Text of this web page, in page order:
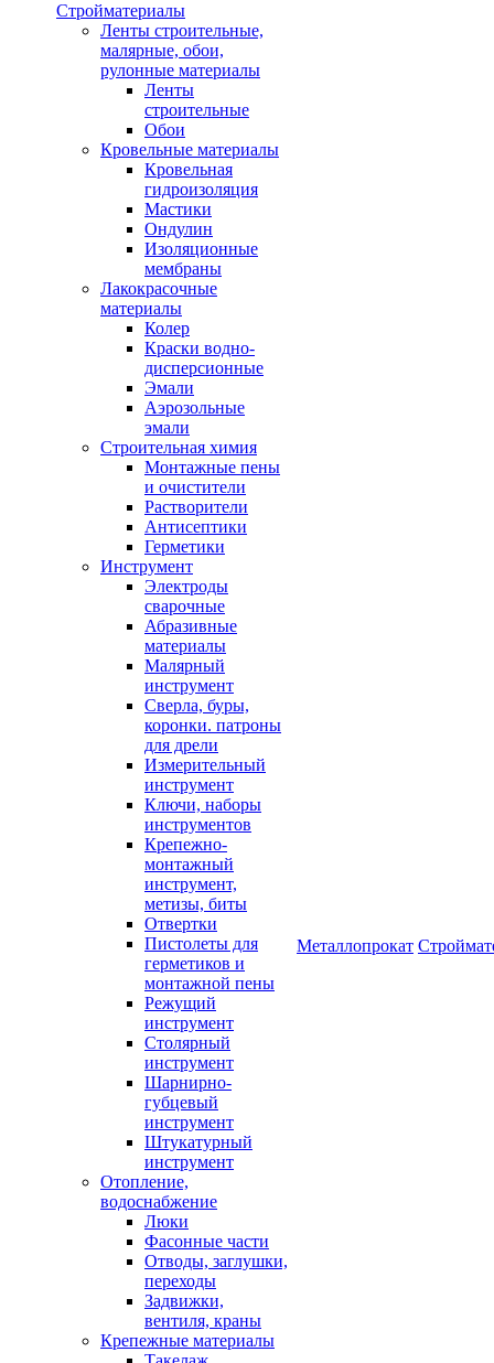
Стройматериалы
Ленты строительные,
малярные, обои,
рулонные материалы
Ленты
строительные
Обои
Кровельные материалы
Кровельная
гидроизоляция
Мастики
Ондулин
Изоляционные
мембраны
Лакокрасочные
материалы
Колер
Краски водно-
дисперсионные
Эмали
Аэрозольные
эмали
Строительная химия
Монтажные пены
и очистители
Растворители
Антисептики
Герметики
Инструмент
Электроды
сварочные
Абразивные
материалы
Малярный
инструмент
Сверла, буры,
коронки. патроны
для дрели
Измерительный
инструмент
Ключи, наборы
инструментов
Крепежно-
монтажный
инструмент,
метизы, биты
Отвертки
Пистолеты для
герметиков и
монтажной пены
Режущий
инструмент
Столярный
инструмент
Шарнирно-
губцевый
инструмент
Штукатурный
инструмент
Отопление,
водоснабжение
Люки
Фасонные части
Отводы, заглушки,
переходы
Задвижки,
вентиля, краны
Крепежные материалы
Металлопрокат